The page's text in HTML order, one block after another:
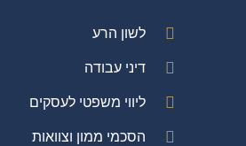
לשון הרע
דיני עבודה
ליווי משפטי לעסקים
הסכמי ממון וצוואות